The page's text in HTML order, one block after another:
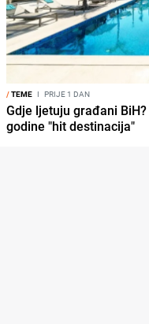
/TEME I PRIJE 1 DAN
Gdje ljetuju građani
godine "hit destinacija"